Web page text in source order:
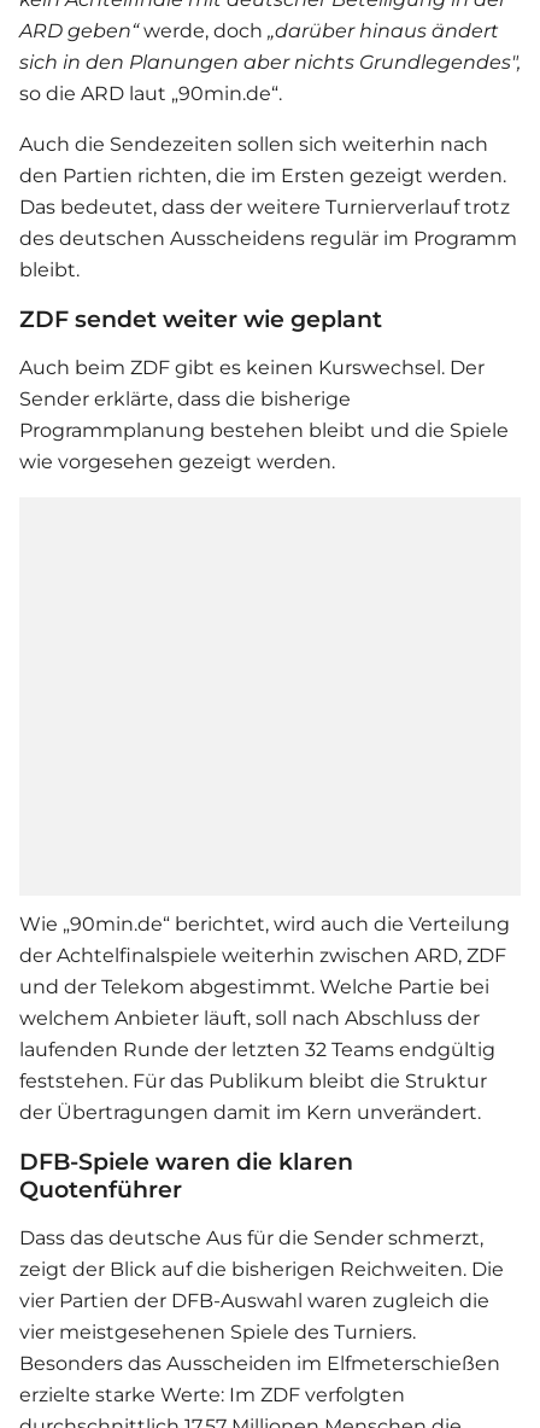
ARD geben“werde, doch „darüber hinaus ändert
sich in den Planungen aber nichts Grundlegendes",
so die ARD laut „90min.de“.
Auch die Sendezeiten sollen sich weiterhin nach
den Partien richten, die im Ersten gezeigt werden.
Das bedeutet, dass der weitere Turnierverlauf trotz
des deutschen Ausscheidens regulär im Programm
bleibt.
ZDF sendet weiter wie geplant
Auch beim ZDF gibt es keinen Kurswechsel. Der
Sender erklärte, dass die bisherige
Programmplanung bestehen bleibt und die Spiele
wie vorgesehen gezeigt werden.
Wie „90min.de“ berichtet, wird auch die Verteilung
der Achtelfinalspiele weiterhin zwischen ARD, ZDF
und der Telekom abgestimmt. Welche Partie bei
welchem Anbieter läuft, soll nach Abschluss der
laufenden Runde der letzten 32 Teams endgültig
feststehen. Für das Publikum bleibt die Struktur
der Übertragungen damit im Kern unverändert.
DFB-Spiele waren die klaren
Quotenführer
Dass das deutsche Aus für die Sender schmerzt,
zeigt der Blick auf die bisherigen Reichweiten. Die
vier Partien der DFB-Auswahl waren zugleich die
vier meistgesehenen Spiele des Turniers.
Besonders das Ausscheiden im Elfmeterschießen
erzielte starke Werte: Im ZDF verfolgten